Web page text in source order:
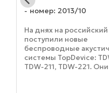
номер: 2013/10
На днях на
поступили новые
беспроводные
системы TopDevice:
TDW-211, TDW-221. Они